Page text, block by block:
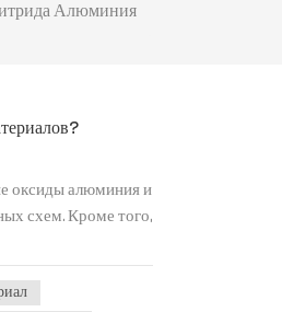
Алюминия
оксиды алюминия и
схем. Кроме того,